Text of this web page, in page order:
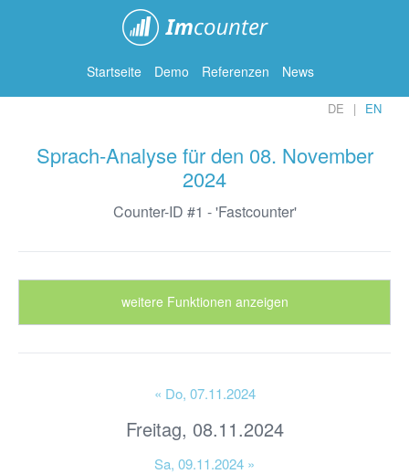
Startseite Demo Referenzen News
DE EN
Sprach-Analyse für den 08. November
2024
Counter-ID #1 - 'Fastcounter'
weitere Funktionen anzeigen
« Do, 07.11.2024
Freitag, 08.11.2024
Sa, 09.11.2024 »